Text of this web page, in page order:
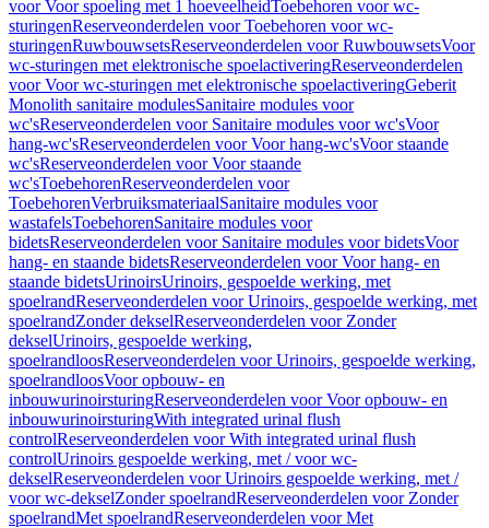
voor Voor spoeling met 1 hoeveelheidToebehoren voor wc-
sturingenReserveonderdelen voor Toebehoren voor wc-
sturingenRuwbouwsetsReserveonderdelen voor RuwbouwsetsVoor
wc-sturingen met elektronische spoelactiveringReserveonderdelen
voor Voor wc-sturingen met elektronische spoelactiveringGeberit
Monolith sanitaire modulesSanitaire modules voor
wc'sReserveonderdelen voor Sanitaire modules voor wc'sVoor
hang-wc'sReserveonderdelen voor Voor hang-wc'sVoor staande
wc'sReserveonderdelen voor Voor staande
wc'sToebehorenReserveonderdelen voor
ToebehorenVerbruiksmateriaalSanitaire modules voor
wastafelsToebehorenSanitaire modules voor
bidetsReserveonderdelen voor Sanitaire modules voor bidetsVoor
hang- en staande bidetsReserveonderdelen voor Voor hang- en
staande bidetsUrinoirsUrinoirs, gespoelde werking, met
spoelrandReserveonderdelen voor Urinoirs, gespoelde werking, met
spoelrandZonder dekselReserveonderdelen voor Zonder
dekselUrinoirs, gespoelde werking,
spoelrandloosReserveonderdelen voor Urinoirs, gespoelde werking,
spoelrandloosVoor opbouw- en
inbouwurinoirsturingReserveonderdelen voor Voor opbouw- en
inbouwurinoirsturingWith integrated urinal flush
controlReserveonderdelen voor With integrated urinal flush
controlUrinoirs gespoelde werking, met / voor wc-
dekselReserveonderdelen voor Urinoirs gespoelde werking, met /
voor wc-dekselZonder spoelrandReserveonderdelen voor Zonder
spoelrandMet spoelrandReserveonderdelen voor Met